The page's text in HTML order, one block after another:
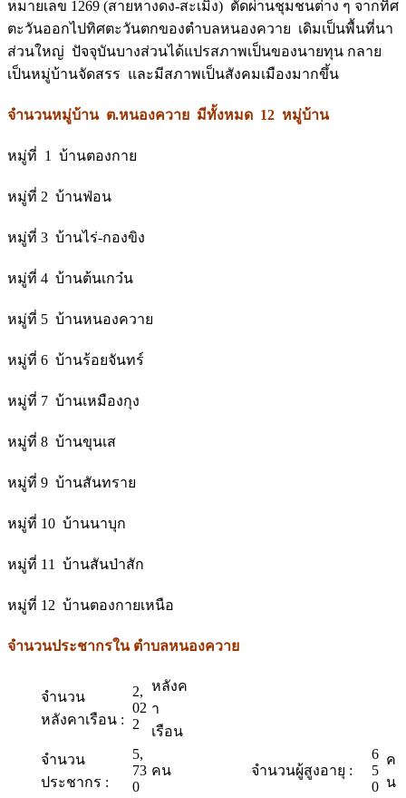
หมายเลข 1269 (สายหางดง-สะเมิง) ตัดผ่านชุมชนต่าง ๆ จากทิศ
ตะวันออกไปทิศตะวันตกของตำบลหนองควาย เดิมเป็นพื้นที่นา
ส่วนใหญ่ ปัจจุบันบางส่วนได้แปรสภาพเป็นของนายทุน กลาย
เป็นหมู่บ้านจัดสรร และมีสภาพเป็นสังคมเมืองมากขึ้น
จำนวนหมู่บ้าน ต.หนองควาย มีทั้งหมด 12 หมู่บ้าน
หมู่ที่ 1 บ้านตองกาย
หมู่ที่ 2 บ้านฟ่อน
หมู่ที่ 3 บ้านไร่-กองขิง
หมู่ที่ 4 บ้านต้นเกว๋น
หมู่ที่ 5 บ้านหนองควาย
หมู่ที่ 6 บ้านร้อยจันทร์
หมู่ที่ 7 บ้านเหมืองกุง
หมู่ที่ 8 บ้านขุนเส
หมู่ที่ 9 บ้านสันทราย
หมู่ที่ 10 บ้านนาบุก
หมู่ที่ 11 บ้านสันป่าสัก
หมู่ที่ 12 บ้านตองกายเหนือ
จำนวนประชากรใน ตำบลหนองควาย
จำนวน
หลังคาเรือน :
2,
02
2
หลังค
า
เรือน
จำนวน
ประชากร :
5,
73
0
คน จำนวนผู้สูงอายุ :
6
5
0
ค
น